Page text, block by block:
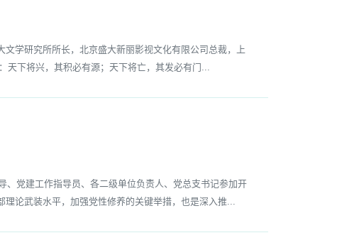
学研究所所长，北京盛大新丽影视文化有限公司总裁，上
天下将兴，其积必有源；天下将亡，其发必有门...
党建工作指导员、各二级单位负责人、党总支书记参加开
论武装水平，加强党性修养的关键举措，也是深入推...